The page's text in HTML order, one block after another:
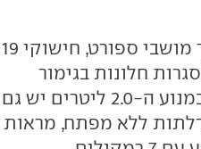
רמת הגימור M-Pack מוסיפה על כך מושבי ספורט, חישוקי 19
חלונות בגימור
שחור מבריק, ועם אותה רמת גימור במנוע ה-2.0 ליטרים יש גם
ללא מפתח, מראות